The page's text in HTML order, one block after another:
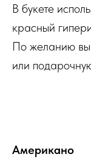
В букете
красный
По желанию вы
или
Американо